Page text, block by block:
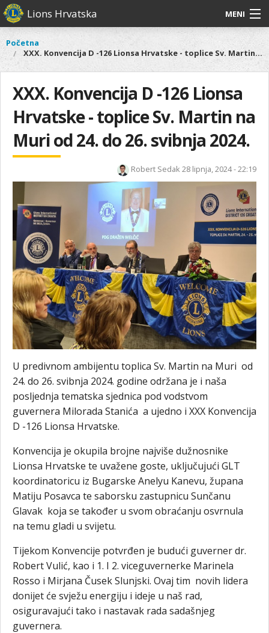
Skoči
na
sadržaj
Lions Hrvatska MENI
O nama
Lions Distrikt 126
Naši projekti
Aktivnosti
Glavni
izbornik
O
nama
Lions
Distrikt
126
Naši
Aktivnosti
Vi
ste
ovdje
Početna
XXX. Konvencija D -126 Lionsa Hrvatske - toplice Sv. Martin na Muri od 24. do 26. svibnja 2024.
XXX. Konvencija D -126 Lionsa
Hrvatske - toplice Sv. Martin na
Muri od 24. do 26. svibnja 2024.
Robert Sedak 28 lipnja, 2024 - 22:19
U predivnom ambijentu toplica Sv. Martin na Muri od
24. do 26. svibnja 2024. godine održana je i naša
posljednja tematska sjednica pod vodstvom
guvernera Milorada Stanića a ujedno i XXX Konvencija
D -126 Lionsa Hrvatske.
Konvencija je okupila brojne najviše dužnosnike
Lionsa Hrvatske te uvažene goste, uključujući GLT
koordinatoricu iz Bugarske Anelyu Kanevu, župana
Matiju Posavca te saborsku zastupnicu Sunčanu
Glavak koja se također u svom obraćanju osvrnula
na temu gladi u svijetu.
Tijekom Konvencije potvrđen je budući guverner dr.
Robert Vulić, kao i 1. I 2. viceguvernerke Marinela
Rosso i Mirjana Čusek Slunjski. Ovaj tim novih lidera
donijet će svježu energiju i ideje u naš rad,
osiguravajući tako i nastavak rada sadašnjeg
guvernera.